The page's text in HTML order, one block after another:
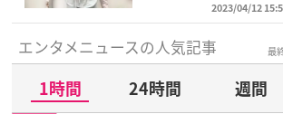
2023/04/12
エンタメニュースの人気記事 最
1時間 24時間 週間